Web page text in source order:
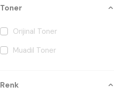
Toner
Orijinal Toner
Muadil Toner
Renk